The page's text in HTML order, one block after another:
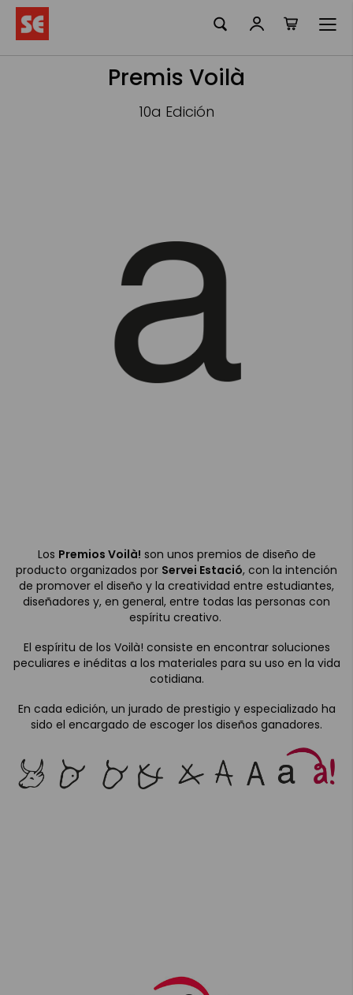
Premis Voilà
10a Edición
Los Premios Voilà! son unos premios de diseño de
producto organizados por Servei Estació, con la intención
de promover el diseño y la creatividad entre estudiantes,
diseñadores y, en general, entre todas las personas con
espíritu creativo.
El espíritu de los Voilà! consiste en encontrar soluciones
peculiares e inéditas a los materiales para su uso en la vida
cotidiana.
En cada edición, un jurado de prestigio y especializado ha
sido el encargado de escoger los diseños ganadores.